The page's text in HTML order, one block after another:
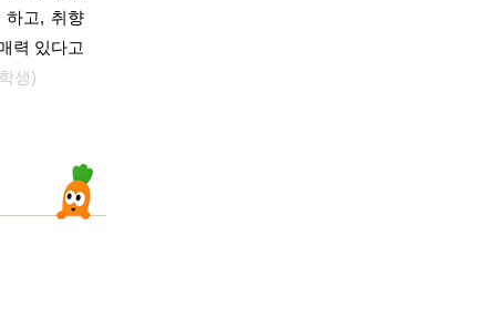
하고, 취향
력 있다고
생)